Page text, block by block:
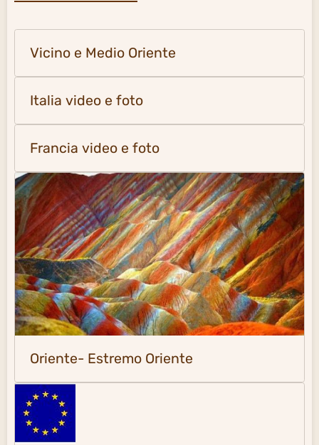
Vicino e Medio Oriente
Italia video e foto
Francia video e foto
Oriente- Estremo Oriente